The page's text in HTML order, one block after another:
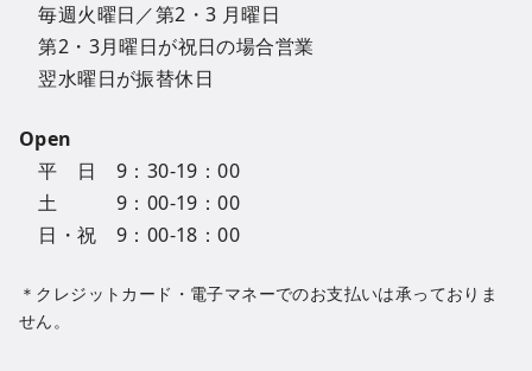
毎週火曜日／第2・3 月曜日
第2・3月曜日が祝日の場合営業
翌水曜日が振替休日
Open
平 日 9：30-19：00
土 9：00-19：00
日・祝 9：00-18：00
＊クレジットカード・電子マネーでのお支払いは承っておりま
せん。